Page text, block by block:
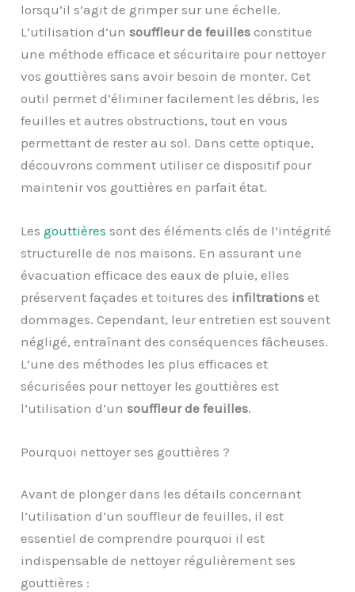
lorsqu’il s’agit de grimper sur une échelle.
L’utilisation d’unsouffleur de feuilles constitue
une méthode efficace et sécuritaire pour nettoyer
vos gouttières sans avoir besoin de monter. Cet
outil permet d’éliminer facilement les débris, les
feuilles et autres obstructions, tout en vous
permettant de rester au sol. Dans cette optique,
découvrons comment utiliser ce dispositif pour
maintenir vos gouttières en parfait état.
Lesgouttières sont des éléments clés de l’intégrité
structurelle de nos maisons. En assurant une
évacuation efficace des eaux de pluie, elles
préservent façades et toitures des infiltrations et
dommages. Cependant, leur entretien est souvent
négligé, entraînant des conséquences fâcheuses.
L’une des méthodes les plus efficaces et
sécurisées pour nettoyer les gouttières est
l’utilisation d’unsouffleur de feuilles.
Pourquoi nettoyer ses gouttières ?
Avant de plonger dans les détails concernant
l’utilisation d’un souffleur de feuilles, il est
essentiel de comprendre pourquoi il est
indispensable de nettoyer régulièrement ses
gouttières :